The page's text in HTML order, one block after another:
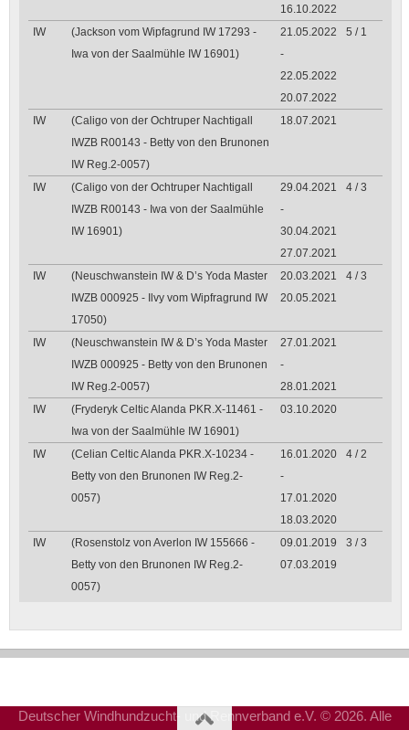
16.10.2022
IW
(Jackson vom Wipfagrund IW 17293 -
Iwa von der Saalmühle IW 16901)
21.05.2022
-
22.05.2022
20.07.2022
5 / 1
IW
(Caligo von der Ochtruper Nachtigall
IWZB R00143 - Betty von den Brunonen
IW Reg.2-0057)
18.07.2021
IW
(Caligo von der Ochtruper Nachtigall
IWZB R00143 - Iwa von der Saalmühle
IW 16901)
29.04.2021
-
30.04.2021
27.07.2021
4 / 3
IW
(Neuschwanstein IW & D’s Yoda Master
IWZB 000925 - Ilvy vom Wipfragrund IW
17050)
20.03.2021
20.05.2021
4 / 3
IW
(Neuschwanstein IW & D’s Yoda Master
IWZB 000925 - Betty von den Brunonen
IW Reg.2-0057)
27.01.2021
-
28.01.2021
IW
(Fryderyk Celtic Alanda PKR.X-11461 -
Iwa von der Saalmühle IW 16901)
03.10.2020
IW
(Celian Celtic Alanda PKR.X-10234 -
Betty von den Brunonen IW Reg.2-
0057)
16.01.2020
-
17.01.2020
18.03.2020
4 / 2
IW
(Rosenstolz von Averlon IW 155666 -
Betty von den Brunonen IW Reg.2-
0057)
09.01.2019
07.03.2019
3 / 3
Deutscher Windhundzucht- und Rennverband e.V. © 2026. Alle